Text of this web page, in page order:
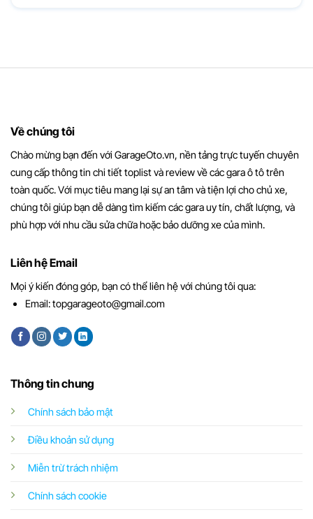
Về chúng tôi
Chào mừng bạn đến với GarageOto.vn, nền tảng trực tuyến chuyên
cung cấp thông tin chi tiết toplist và review về các gara ô tô trên
toàn quốc. Với mục tiêu mang lại sự an tâm và tiện lợi cho chủ xe,
chúng tôi giúp bạn dễ dàng tìm kiếm các gara uy tín, chất lượng, và
phù hợp với nhu cầu sửa chữa hoặc bảo dưỡng xe của mình.
Thông tin chung
Chính sách bảo mật
Điều khoản sử dụng
Miễn trừ trách nhiệm
Chính sách cookie
Liên hệ Email
Mọi ý kiến đóng góp, bạn có thể liên hệ với chúng tôi qua:
Email:topgarageoto@gmail.com